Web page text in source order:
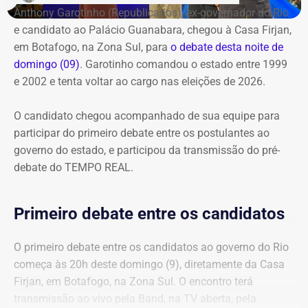
Anthony Garotinho (Republicanos), ex-governador do Rio
e candidato ao Palácio Guanabara, chegou à Casa Firjan,
em Botafogo, na Zona Sul, para o debate desta noite de
domingo (09). Garotinho comandou o estado entre 1999
e 2002 e tenta voltar ao cargo nas eleições de 2026.
O candidato chegou acompanhado de sua equipe para
participar do primeiro debate entre os postulantes ao
governo do estado, e participou da transmissão do pré-
debate do TEMPO REAL.
Primeiro debate entre os candidatos
O primeiro debate entre os candidatos ao governo do Rio
começa às 20h deste domingo (9), diretamente da Casa
Firjan, em Botafogo, na Zona Sul. O encontro terá
transmissão ao vivo pela Band, na TV aberta, pela